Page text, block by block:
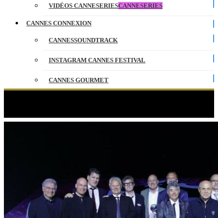
VIDÉOS CANNESERIESCANNESERIES
CANNES CONNEXION
CANNESSOUNDTRACK
INSTAGRAM CANNES FESTIVAL
CANNES GOURMET